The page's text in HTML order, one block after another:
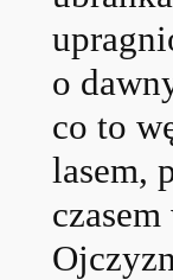
o
co to
lasem,